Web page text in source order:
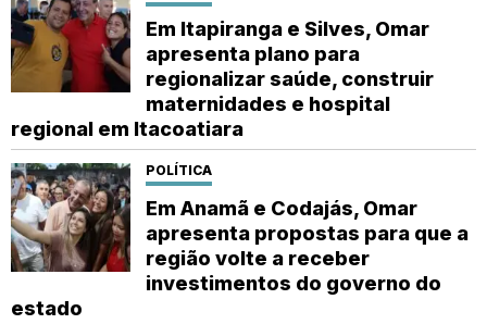
Em Itapiranga e Silves, Omar
apresenta plano para
regionalizar saúde, construir
maternidades e hospital
regional em Itacoatiara
POLÍTICA
Em Anamã e Codajás, Omar
apresenta propostas para que a
região volte a receber
investimentos do governo do
estado